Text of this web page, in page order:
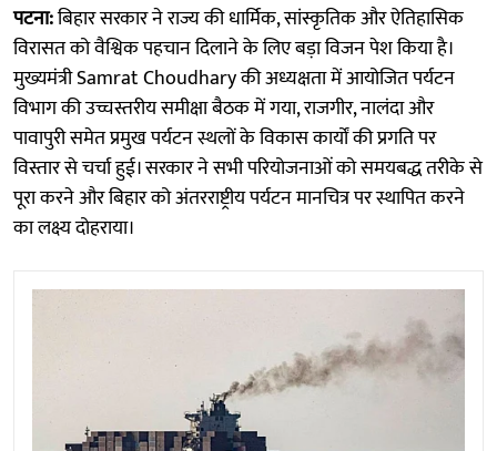
पटना:बिहार सरकार ने राज्य की धार्मिक, सांस्कृतिक और ऐतिहासिक
विरासत को वैश्विक पहचान दिलाने के लिए बड़ा विजन पेश किया है।
मुख्यमंत्री Samrat Choudhary की अध्यक्षता में आयोजित पर्यटन
विभाग की उच्चस्तरीय समीक्षा बैठक में गया, राजगीर, नालंदा और
पावापुरी समेत प्रमुख पर्यटन स्थलों के विकास कार्यों की प्रगति पर
विस्तार से चर्चा हुई। सरकार ने सभी परियोजनाओं को समयबद्ध तरीके से
पूरा करने और बिहार को अंतरराष्ट्रीय पर्यटन मानचित्र पर स्थापित करने
का लक्ष्य दोहराया।